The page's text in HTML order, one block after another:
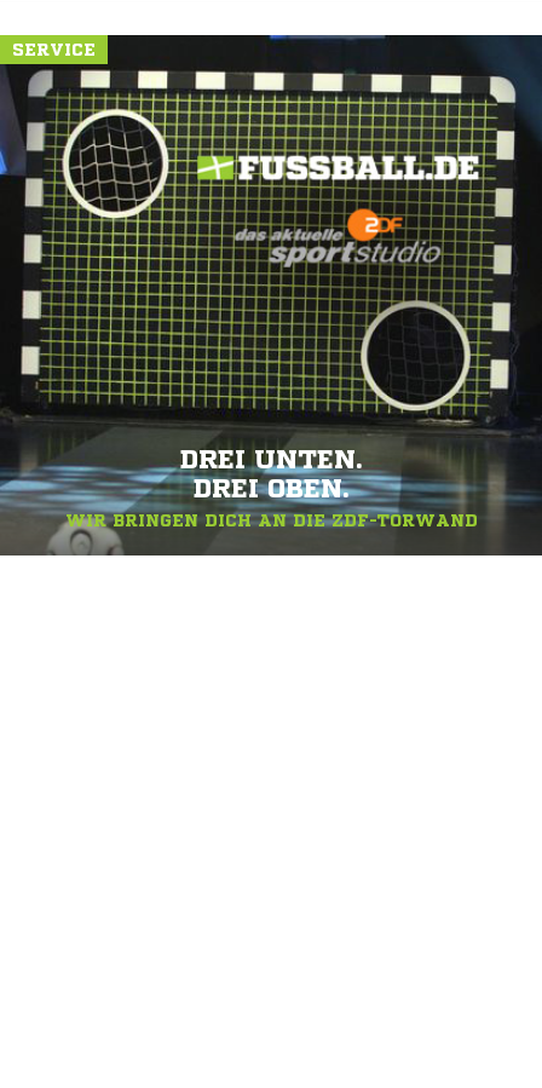
SERVICE
DREI UNTEN.
DREI OBEN.
WIR BRINGEN DICH AN DIE ZDF-TORWAND